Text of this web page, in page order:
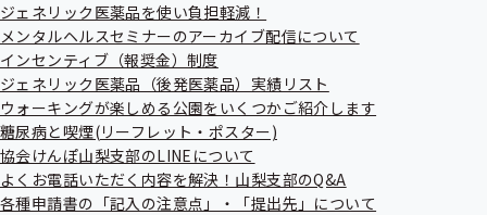
ジェネリック医薬品を使い負担軽減！
メンタルヘルスセミナーのアーカイブ配信について
インセンティブ（報奨金）制度
ジェネリック医薬品（後発医薬品）実績リスト
ウォーキングが楽しめる公園をいくつかご紹介します
糖尿病と喫煙(リーフレット・ポスター)
協会けんぽ山梨支部のLINEについて
よくお電話いただく内容を解決！山梨支部のQ&A
各種申請書の「記入の注意点」・「提出先」について